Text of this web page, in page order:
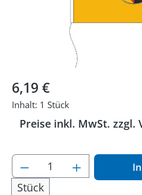
Regulärer Preis:
6,19 €
Inhalt: 1 Stück
Preise inkl. MwSt. zzgl.
Produkt Anzahl: Gib
Stück